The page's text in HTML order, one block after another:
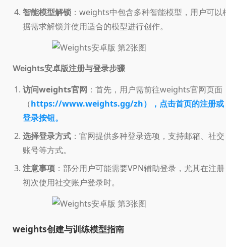
智能模型解锁 ：weights中包含多种智能模型，用户可以
据需求解锁并使用适合的模型进行创作。
Weights安卓版注册与登录步骤
访问weights官网 ：首先，用户需前往weights官网页面
（https://www.weights.gg/zh），点击首页的注册或
登录按钮。
选择登录方式 ：官网提供多种登录选项，支持邮箱、社交
账号等方式。
注意事项 ：部分用户可能需要VPN辅助登录，尤其在注册
初次使用社交账户登录时。
weights创建与训练模型指南